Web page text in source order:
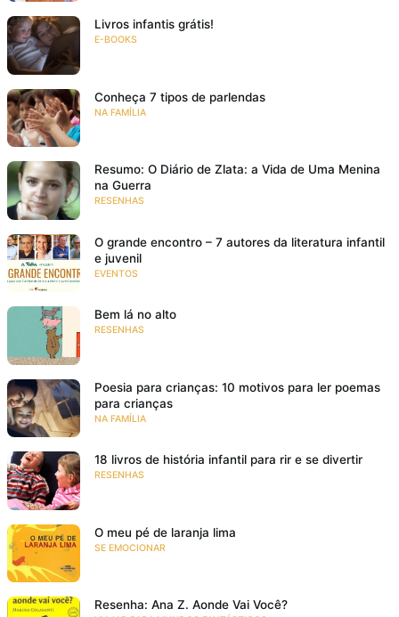
Livros infantis grátis!
E-BOOKS
Conheça 7 tipos de parlendas
NA FAMÍLIA
Resumo: O Diário de Zlata: a Vida de Uma Menina
na Guerra
RESENHAS
O grande encontro – 7 autores da literatura infantil
e juvenil
EVENTOS
Bem lá no alto
RESENHAS
Poesia para crianças: 10 motivos para ler poemas
para crianças
NA FAMÍLIA
18 livros de história infantil para rir e se divertir
RESENHAS
O meu pé de laranja lima
SE EMOCIONAR
Resenha: Ana Z. Aonde Vai Você?